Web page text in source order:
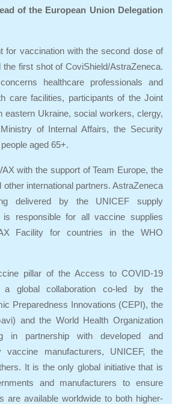
of the European Union Delegation
for vaccination with the second dose of
first shot of CoviShield/AstraZeneca.
healthcare professionals and
care facilities, participants of the Joint
eastern Ukraine, social workers, clergy,
of Internal Affairs, the Security
aged 65+.
with the support of Team Europe, the
international partners. AstraZeneca
delivered by the UNICEF supply
is responsible for all vaccine supplies
Facility for countries in the WHO
pillar of the Access to COVID-19
a global collaboration co-led by the
Preparedness Innovations (CEPI), the
and the World Health Organization
in partnership with developed and
vaccine manufacturers, UNICEF, the
It is the only global initiative that is
and manufacturers to ensure
are available worldwide to both higher-